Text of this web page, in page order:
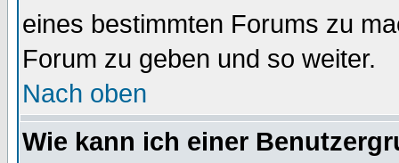
eines bestimmten Forums zu
Forum zu geben und so weiter.
Nach oben
Wie kann ich einer